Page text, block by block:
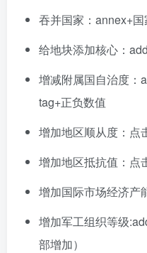
吞并国家：annex+国
给地块添加核心：
增减附属国自治度：
tag+正负数值
增加地区顺从度：点
增加地区抵抗值：点
增加国际市场经济产
增加军工组织等级
部增加）